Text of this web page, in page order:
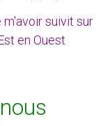
suivit sur
en Ouest